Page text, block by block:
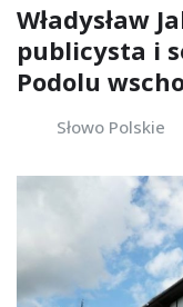
Władysław
publicysta i
Podolu
Słowo Polskie